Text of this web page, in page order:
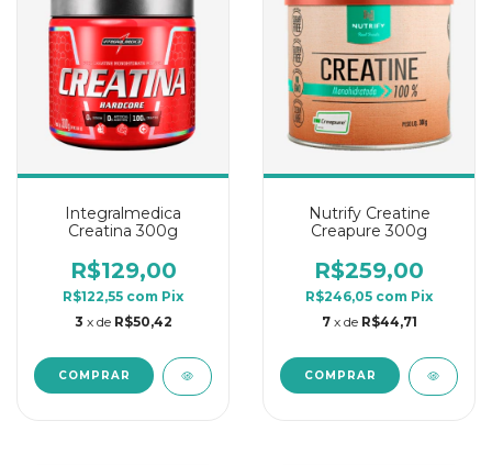
Integralmedica
Creatina 300g
R$129,00
R$122,55 com Pix
3 x de R$50,42
Nutrify Creatine
Creapure 300g
R$259,00
R$246,05 com Pix
7 x de R$44,71